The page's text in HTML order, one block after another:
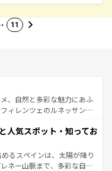
11
、自然と多彩な魅力にあふ
ィレンツェのルネッサンス
風景やアマルフィ海岸の絶
。観光の合間には、本場の
リア料理を堪能することも
まで、すべての瞬間を楽し
人気スポット・知ってお
るスペインは、太陽が降り
ネー山脈まで、多彩な自然